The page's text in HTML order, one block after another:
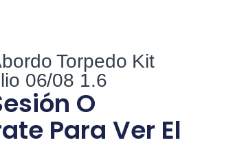
Torpedo Kit
06/08 1.6
O
Para Ver El